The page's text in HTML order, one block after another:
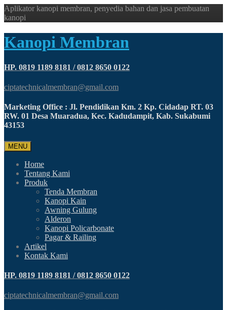
Aplikator kanopi membran, penyedia bahan dan jasa pembuatan
kanopi
Kanopi Membran
HP. 0819 1189 8181 / 0812 8650 0122
ciptatechnicalmembran@gmail.com
Marketing Office : Jl. Pendidikan Km. 2 Kp. Cidadap RT. 03
RW. 01 Desa Muaradua, Kec. Kadudampit, Kab. Sukabumi
43153
MENU
Home
Tentang Kami
Produk
Tenda Membran
Kanopi Kain
Awning Gulung
Alderon
Kanopi Policarbonate
Pagar & Railing
Artikel
Kontak Kami
HP. 0819 1189 8181 / 0812 8650 0122
ciptatechnicalmembran@gmail.com